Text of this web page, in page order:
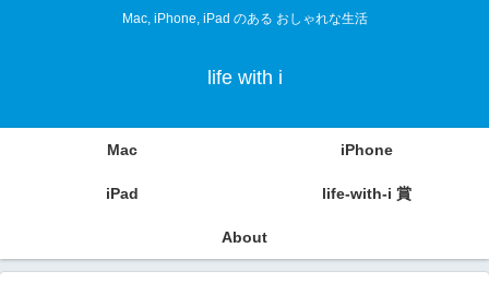
Mac, iPhone, iPad のある おしゃれな生活
life with i
Mac iPhone
iPad life-with-i 賞
About